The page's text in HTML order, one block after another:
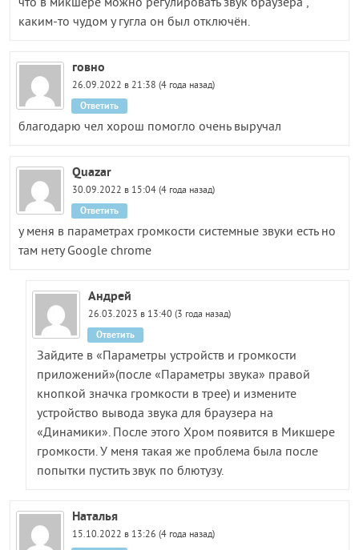
каким-то чудом у гугла он был отключён.
говно
26.09.2022 в 21:38 (4 года назад)
благодарю чел хорош помогло очень выручал
Ответить
Quazar
30.09.2022 в 15:04 (4 года назад)
у меня в параметрах громкости системные звуки есть но
там нету Google chrome
Ответить
Андрей
26.03.2023 в 13:40 (3 года назад)
Зайдите в «Параметры устройств и громкости
приложений»(после «Параметры звука» правой
кнопкой значка громкости в трее) и измените
устройство вывода звука для браузера на
«Динамики». После этого Хром появится в Микшере
громкости. У меня такая же проблема была после
попытки пустить звук по блютузу.
Ответить
Наталья
15.10.2022 в 13:26 (4 года назад)